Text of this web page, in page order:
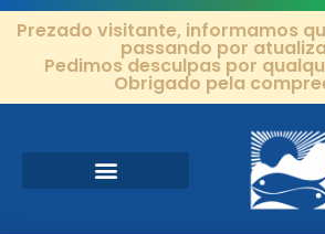
Prezado visitante, informamos
passando por
Pedimos desculpas por
Obrigado pela